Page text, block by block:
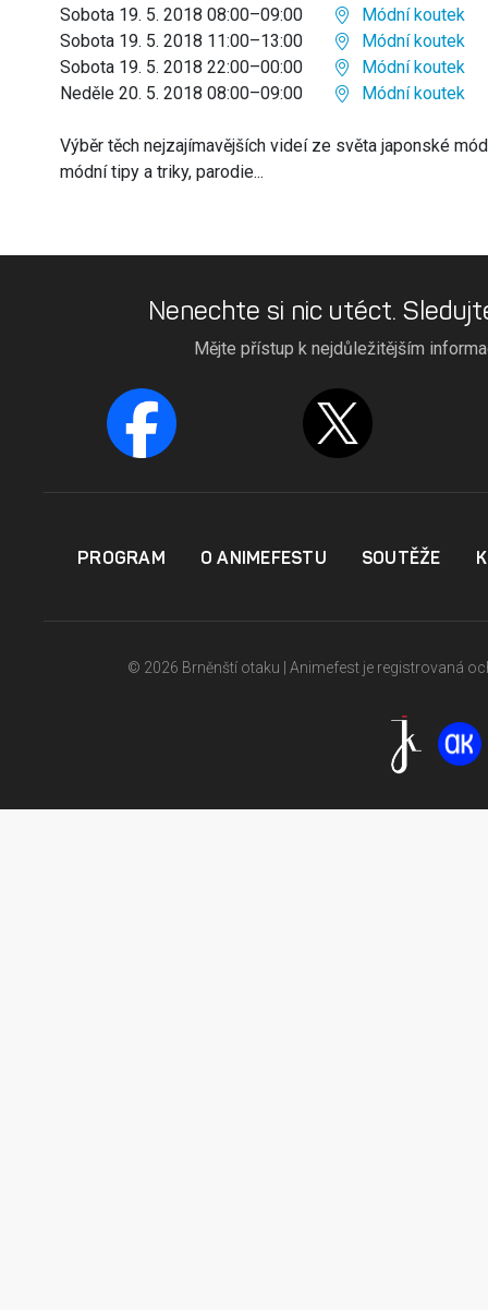
Sobota 19. 5. 2018 08:00–09:00
Módní koutek
Sobota 19. 5. 2018 11:00–13:00
Módní koutek
Sobota 19. 5. 2018 22:00–00:00
Módní koutek
Neděle 20. 5. 2018 08:00–09:00
Módní koutek
Výběr těch nejzajímavějších videí ze světa japonské
módní tipy a triky, parodie...
Nenechte si nic utéct.
Mějte přístup k nejdůležitějším
PROGRAM O ANIMEFESTU SOUTĚŽE
© 2026 Brněnští otaku | Animefest je registrovaná